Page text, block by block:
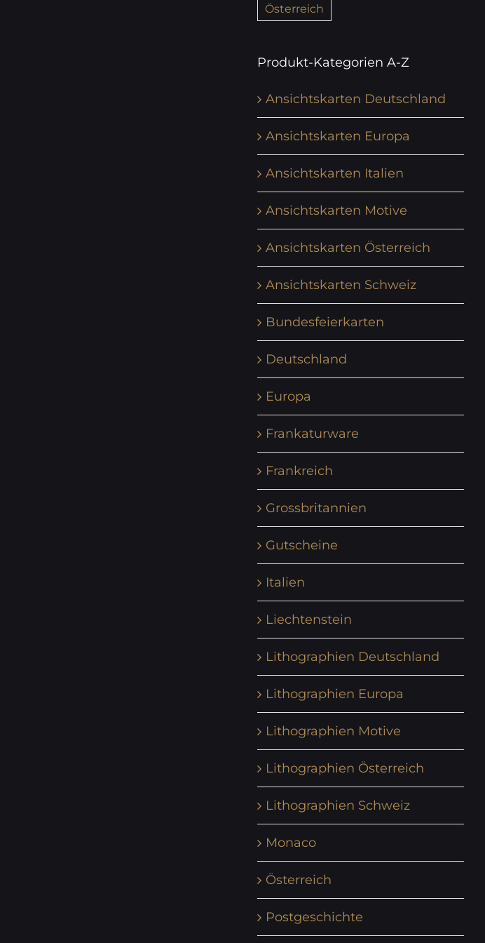
Österreich
Produkt-Kategorien A-Z
Ansichtskarten Deutschland
Ansichtskarten Europa
Ansichtskarten Italien
Ansichtskarten Motive
Ansichtskarten Österreich
Ansichtskarten Schweiz
Bundesfeierkarten
Deutschland
Europa
Frankaturware
Frankreich
Grossbritannien
Gutscheine
Italien
Liechtenstein
Lithographien Deutschland
Lithographien Europa
Lithographien Motive
Lithographien Österreich
Lithographien Schweiz
Monaco
Österreich
Postgeschichte